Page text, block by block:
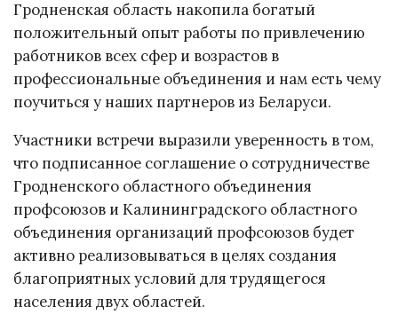
Гродненская область накопила богатый
положительный опыт работы по привлечению
работников всех сфер и возрастов в
профессиональные объединения и нам есть чему
поучиться у наших партнеров из Беларуси.
Участники встречи выразили уверенность в том,
что подписанное соглашение о сотрудничестве
Гродненского областного объединения
профсоюзов и Калининградского областного
объединения организаций профсоюзов будет
активно реализовываться в целях создания
благоприятных условий для трудящегося
населения двух областей.